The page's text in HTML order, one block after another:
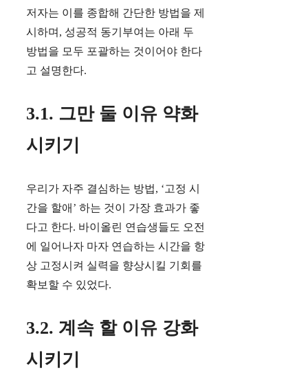
저자는 이를 종합해 간단한 방법을 제
시하며, 성공적 동기부여는 아래 두
방법을 모두 포괄하는 것이어야 한다
고 설명한다.
3.1. 그만 둘 이유 약화
시키기
우리가 자주 결심하는 방법, ‘고정 시
간을 할애’ 하는 것이 가장 효과가 좋
다고 한다. 바이올린 연습생들도 오전
에 일어나자 마자 연습하는 시간을 항
상 고정시켜 실력을 향상시킬 기회를
확보할 수 있었다.
3.2. 계속 할 이유 강화
시키기